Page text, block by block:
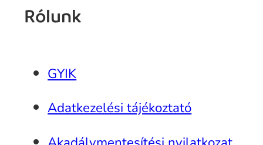
Rólunk
GYIK
Adatkezelési tájékoztató